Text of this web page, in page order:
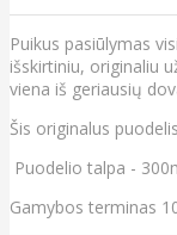
Puikus pasiūlymas
išskirtiniu, originaliu
viena iš geriausių
Šis originalus
Puodelio talpa -
Gamybos terminas